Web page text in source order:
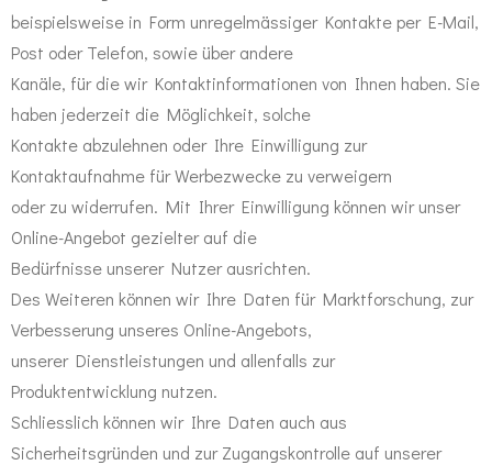
beispielsweise in Form unregelmässiger Kontakte per E-Mail,
Post oder Telefon, sowie über andere
Kanäle, für die wir Kontaktinformationen von Ihnen haben. Sie
haben jederzeit die Möglichkeit, solche
Kontakte abzulehnen oder Ihre Einwilligung zur
Kontaktaufnahme für Werbezwecke zu verweigern
oder zu widerrufen. Mit Ihrer Einwilligung können wir unser
Online-Angebot gezielter auf die
Bedürfnisse unserer Nutzer ausrichten.
Des Weiteren können wir Ihre Daten für Marktforschung, zur
Verbesserung unseres Online-Angebots,
unserer Dienstleistungen und allenfalls zur
Produktentwicklung nutzen.
Schliesslich können wir Ihre Daten auch aus
Sicherheitsgründen und zur Zugangskontrolle auf unserer